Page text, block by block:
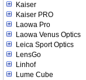
Kaiser
Kaiser PRO
Laowa Pro
Laowa Venus Optics
Leica Sport Optics
LensGo
Linhof
Lume Cube